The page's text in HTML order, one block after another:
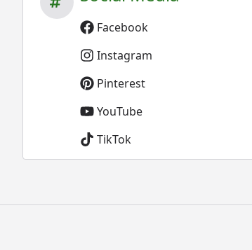
Facebook
Instagram
Pinterest
YouTube
TikTok